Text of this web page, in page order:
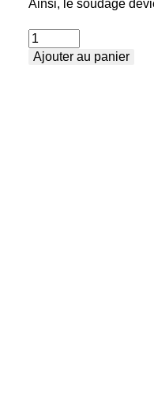
Ainsi, le soudage
quantité
de
Ajouter au panier